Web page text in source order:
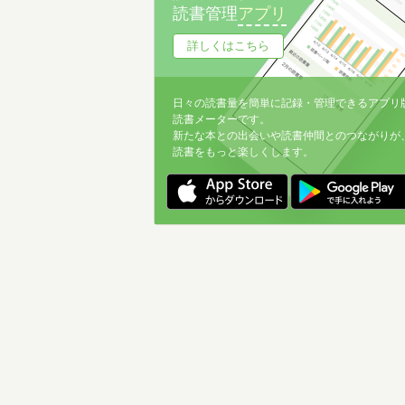
読書管理アプリ
詳しくはこちら
日々の読書量を簡単に記録・管理できるアプリ
読書メーターです。
新たな本との出会いや読書仲間とのつながりが
読書をもっと楽しくします。